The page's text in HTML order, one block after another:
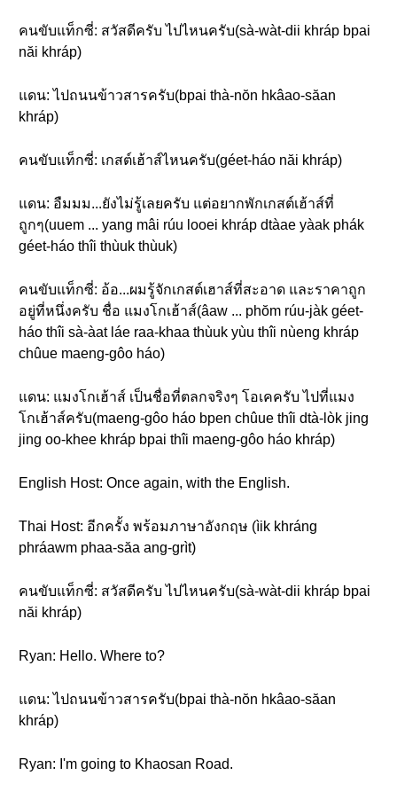
คนขับแท็กซี่: สวัสดีครับ ไปไหนครับ(sà-wàt-dii khráp bpai
năi khráp)
แดน: ไปถนนข้าวสารครับ(bpai thà-nŏn hkâao-săan
khráp)
คนขับแท็กซี่: เกสต์เฮ้าส์ไหนครับ(géet-háo năi khráp)
แดน: อืมมม...ยังไม่รู้เลยครับ แต่อยากพักเกสต์เฮ้าส์ที่
ถูกๆ(uuem ... yang mâi rúu looei khráp dtàae yàak phák
géet-háo thîi thùuk thùuk)
คนขับแท็กซี่: อ้อ...ผมรู้จักเกสต์เฮาส์ที่สะอาด และราคาถูก
อยู่ที่หนึ่งครับ ชื่อ แมงโกเฮ้าส์(âaw ... phŏm rúu-jàk géet-
háo thîi sà-àat láe raa-khaa thùuk yùu thîi nùeng khráp
chûue maeng-gôo háo)
แดน: แมงโกเฮ้าส์ เป็นชื่อที่ตลกจริงๆ โอเคครับ ไปที่แมง
โกเฮ้าส์ครับ(maeng-gôo háo bpen chûue thîi dtà-lòk jing
jing oo-khee khráp bpai thîi maeng-gôo háo khráp)
English Host: Once again, with the English.
Thai Host: อีกครั้ง พร้อมภาษาอังกฤษ (ìik khráng
phráawm phaa-săa ang-grìt)
คนขับแท็กซี่: สวัสดีครับ ไปไหนครับ(sà-wàt-dii khráp bpai
năi khráp)
Ryan: Hello. Where to?
แดน: ไปถนนข้าวสารครับ(bpai thà-nŏn hkâao-săan
khráp)
Ryan: I'm going to Khaosan Road.